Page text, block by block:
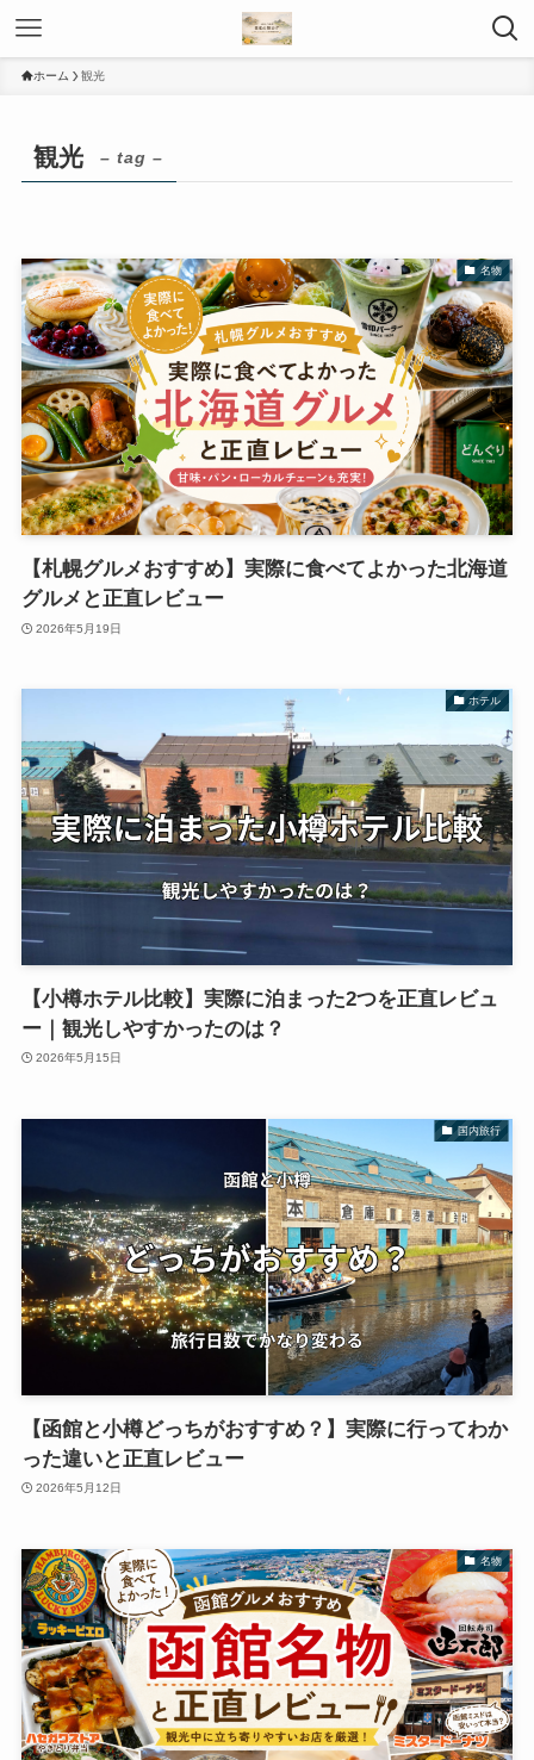
ホーム 観光
観光 – tag –
名物
【札幌グルメおすすめ】実際に食べてよかった北海道
グルメと正直レビュー
2026年5月19日
ホテル
【小樽ホテル比較】実際に泊まった2つを正直レビュ
ー｜観光しやすかったのは？
2026年5月15日
国内旅行
【函館と小樽どっちがおすすめ？】実際に行ってわか
った違いと正直レビュー
2026年5月12日
名物